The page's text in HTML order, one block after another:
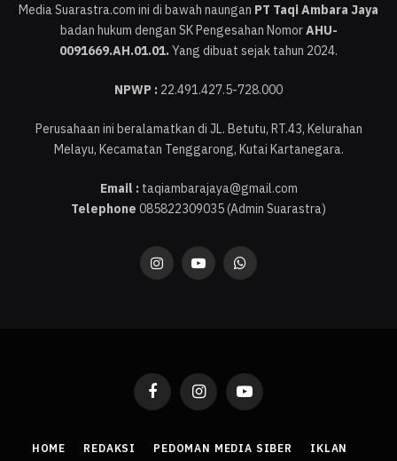
Media Suarastra.com ini di bawah naungan PT Taqi Ambara Jaya
badan hukum dengan SK Pengesahan NomorAHU-
0091669.AH.01.01.Yang dibuat sejak tahun 2024.
NPWP : 22.491.427.5-728.000
Perusahaan ini beralamatkan di JL. Betutu, RT.43, Kelurahan
Melayu, Kecamatan Tenggarong, Kutai Kartanegara.
Email :taqiambarajaya@gmail.com
Telephone 085822309035 (Admin Suarastra)
InstagramYouTubeWhatsApp
FacebookInstagramYouTube
HOME REDAKSI PEDOMAN MEDIA SIBER IKLAN